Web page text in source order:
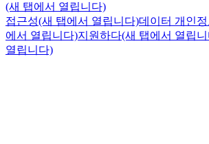
(새 탭에서 열립니다)
접근성(새 탭에서 열립니다)데이터 개인
에서 열립니다)지원하다(새 탭에서 열립
열립니다)